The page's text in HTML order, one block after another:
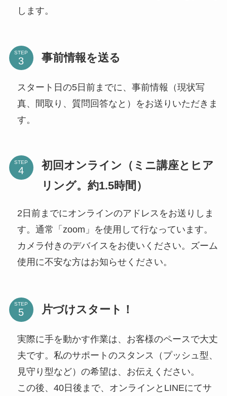
します。
STEP 事前情報を送る
スタート日の5日前までに、事前情報（現状写
真、間取り、質問回答なと）をお送りいただきま
す。
STEP
初回オンライン（ミニ講座とヒア
リング。約1.5時間）
2日前までにオンラインのアドレスをお送りしま
す。通常「zoom」を使用して行なっています。
カメラ付きのデバイスをお使いください。ズーム
使用に不安な方はお知らせください。
STEP 片づけスタート！
実際に手を動かす作業は、お客様のペースで大丈
夫です。私のサポートのスタンス（プッシュ型、
見守り型など）の希望は、お伝えください。
この後、40日後まで、オンラインとLINEにてサ